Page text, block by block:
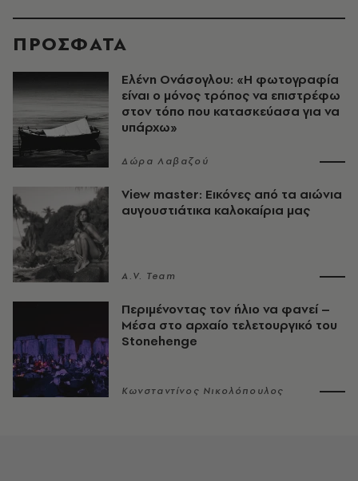
ΠΡΟΣΦΑΤΑ
Ελένη Ονάσογλου: «Η φωτογραφία
είναι ο μόνος τρόπος να επιστρέφω
στον τόπο που κατασκεύασα για να
υπάρχω»
Δώρα Λαβαζού
View master: Εικόνες από τα αιώνια
αυγουστιάτικα καλοκαίρια μας
A.V. Team
Περιμένοντας τον ήλιο να φανεί –
Μέσα στο αρχαίο τελετουργικό του
Stonehenge
Κωνσταντίνος Νικολόπουλος